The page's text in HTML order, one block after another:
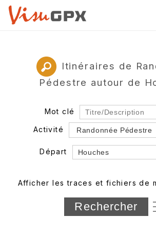
Itinéraires de
Pédestre autour de
Mot clé
Activité
Départ
Département
Longueur min/max
Afficher les traces et fichiers de